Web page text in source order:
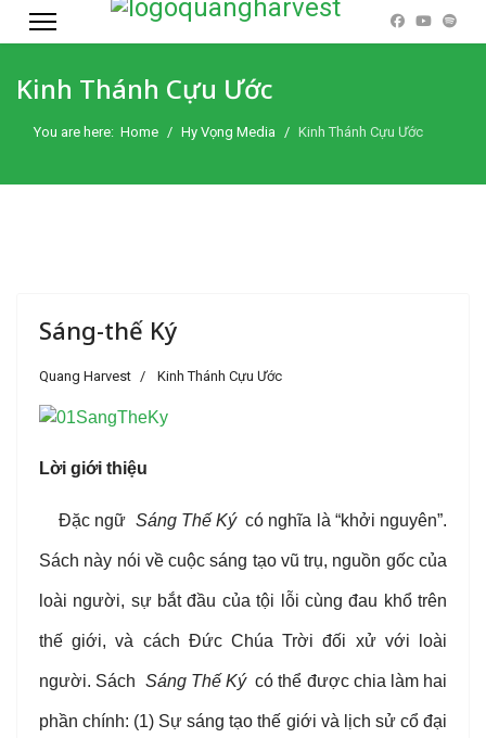
Kinh Thánh Cựu Ước
You are here: Home Hy Vọng Media Kinh Thánh Cựu Ước
Sáng-thế Ký
Quang Harvest Kinh Thánh Cựu Ước
Lời giới thiệu
Đặc ngữ Sáng Thế Ký có nghĩa là “khởi nguyên”.
Sách này nói về cuộc sáng tạo vũ trụ, nguồn gốc của
loài người, sự bắt đầu của tội lỗi cùng đau khổ trên
thế giới, và cách Đức Chúa Trời đối xử với loài
người. Sách Sáng Thế Ký có thể được chia làm hai
phần chính: (1) Sự sáng tạo thế giới và lịch sử cổ đại